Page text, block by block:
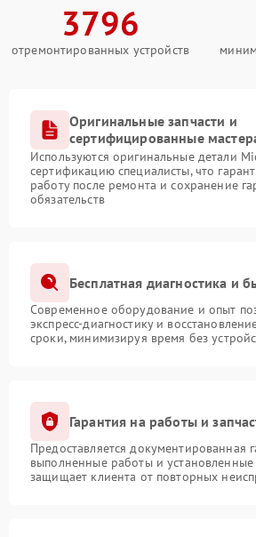
3796
отремонтированных устройств
Оригинальные запчасти и
сертифицированные
Используются оригинальные детали
сертификацию специалисты, что
работу после ремонта и сохранение
обязательств
Бесплатная диагностика и
Современное оборудование и опыт
экспресс-диагностику и
сроки, минимизируя время без
Гарантия на работы и
Предоставляется документированная
выполненные работы и установленные
защищает клиента от повторных